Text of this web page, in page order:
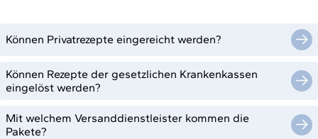
Können Privatrezepte eingereicht werden?
Können Rezepte der gesetzlichen Krankenkassen
eingelöst werden?
Mit welchem Versanddienstleister kommen die
Pakete?